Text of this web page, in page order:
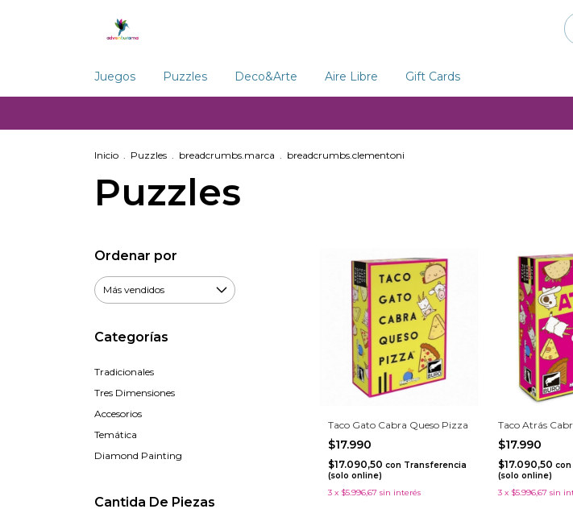
Juegos Puzzles Deco&Arte Aire Libre Gift Cards
Inicio . Puzzles . breadcrumbs.marca . breadcrumbs.clementoni
Puzzles
Ordenar por
Categorías
Tradicionales
Tres Dimensiones
Accesorios
Temática
Diamond Painting
Cantida De Piezas
Taco Gato Cabra Queso Pizza
$17.990
$17.090,50 con Transferencia
(solo online)
3 x $5.996,67 sin interés
Taco Atrás
$17.990
$17.090,50con
(solo online)
3 x $5.996,67 sin